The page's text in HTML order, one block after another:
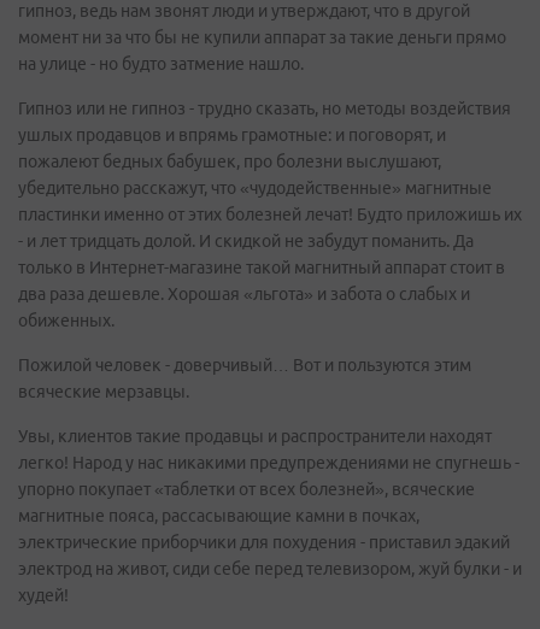
гипноз, ведь нам звонят люди и утверждают, что в другой
момент ни за что бы не купили аппарат за такие деньги прямо
на улице - но будто затмение нашло.
Гипноз или не гипноз - трудно сказать, но методы воздействия
ушлых продавцов и впрямь грамотные: и поговорят, и
пожалеют бедных бабушек, про болезни выслушают,
убедительно расскажут, что «чудодейственные» магнитные
пластинки именно от этих болезней лечат! Будто приложишь их
- и лет тридцать долой. И скидкой не забудут поманить. Да
только в Интернет-магазине такой магнитный аппарат стоит в
два раза дешевле. Хорошая «льгота» и забота о слабых и
обиженных.
Пожилой человек - доверчивый… Вот и пользуются этим
всяческие мерзавцы.
Увы, клиентов такие продавцы и распространители находят
легко! Народ у нас никакими предупреждениями не спугнешь -
упорно покупает «таблетки от всех болезней», всяческие
магнитные пояса, рассасывающие камни в почках,
электрические приборчики для похудения - приставил эдакий
электрод на живот, сиди себе перед телевизором, жуй булки - и
худей!